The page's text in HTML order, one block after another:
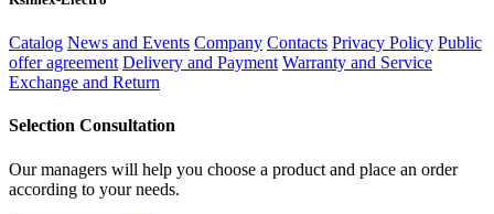
Catalog News and Events Company Contacts Privacy Policy Public
offer agreement Delivery and Payment Warranty and Service
Exchange and Return
Selection Consultation
Our managers will help you choose a product and place an order
according to your needs.